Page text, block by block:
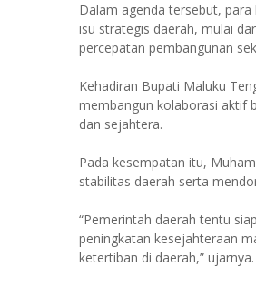
Dalam agenda tersebut,
isu strategis daerah, mulai
percepatan pembangunan
Kehadiran Bupati Maluku
membangun kolaborasi aktif
dan sejahtera.
Pada kesempatan itu,
stabilitas daerah serta
“Pemerintah daerah tentu
peningkatan kesejahteraan
ketertiban di daerah,” ujarnya.